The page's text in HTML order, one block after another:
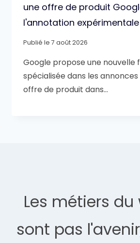
une offre de produit
l'annotation expérimentale
Publié le 7 août 2026
Google propose une nouvelle
spécialisée dans les
offre de produit dans…
Les métiers du
sont pas